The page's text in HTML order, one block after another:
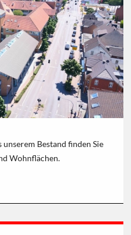
unserem Bestand finden Sie
Wohnflächen.